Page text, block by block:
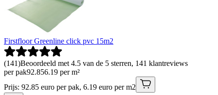
Firstfloor Greenline click pvc 15m2
(141)Beoordeeld met 4.5 van de 5 sterren, 141 klantreviews
per pak92.856.19 per m²
Prijs: 92.85 euro per pak, 6.19 euro per m2